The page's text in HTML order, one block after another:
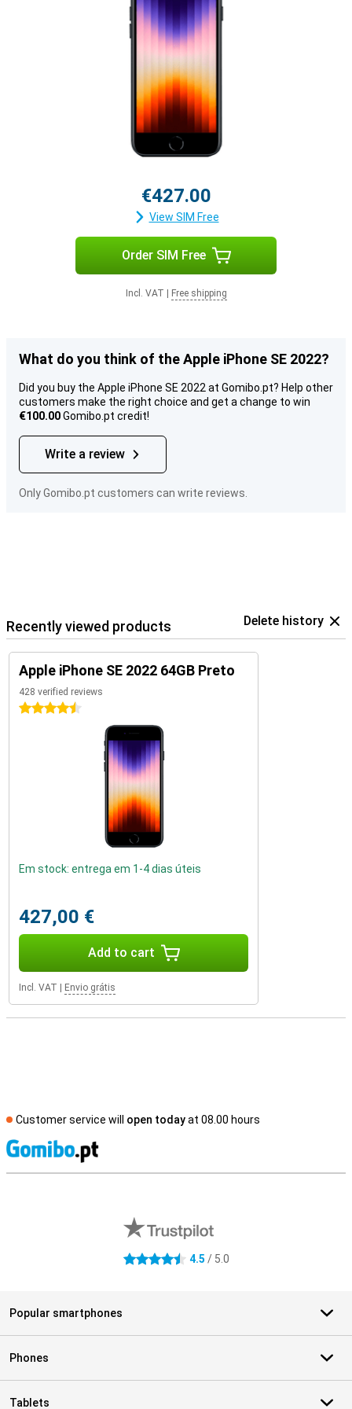
€427.00
View SIM Free
Order SIM Free
Incl. VAT Free shipping
What do you think of the Apple iPhone SE 2022?
Did you buy the Apple iPhone SE 2022 at Gomibo.pt? Help other
customers make the right choice and get a change to win
€100.00Gomibo.pt credit!
Write a review
Only Gomibo.pt customers can write reviews.
Recently viewed products Delete history
Apple iPhone SE 2022 64GB Preto
428 verified reviews
4.5 stars
Em stock: entrega em 1-4 dias úteis
427,00 €
Add to cart
Incl. VAT Envio grátis
Customer service will open todayat 08.00 hours
4.5 stars 4.5 / 5.0
Popular smartphones
Phones
Tablets